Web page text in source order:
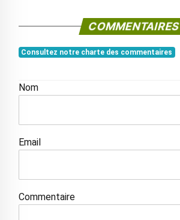
COMMENTAIRES
Consultez notre charte des commentaires
Nom
Email
Commentaire